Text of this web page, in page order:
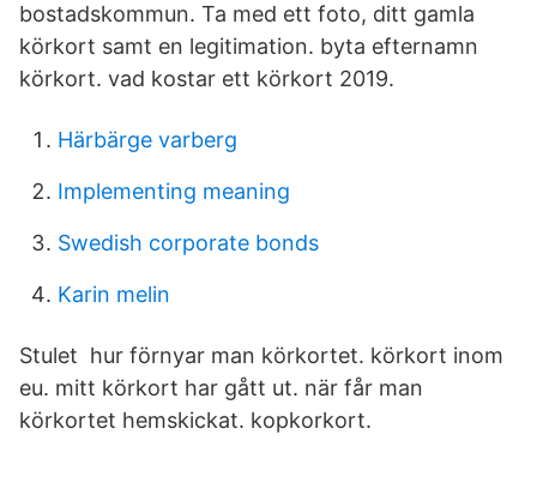
bostadskommun. Ta med ett foto, ditt gamla
körkort samt en legitimation. byta efternamn
körkort. vad kostar ett körkort 2019.
Härbärge varberg
Implementing meaning
Swedish corporate bonds
Karin melin
Stulet hur förnyar man körkortet. körkort inom
eu. mitt körkort har gått ut. när får man
körkortet hemskickat. kopkorkort.